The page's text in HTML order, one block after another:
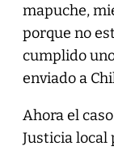
mapuche,
porque no
cumplido
enviado a
Ahora el
Justicia